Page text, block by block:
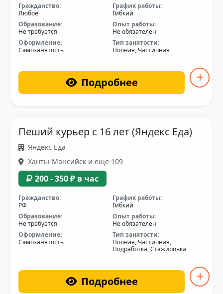
Гражданство:
Любое
График работы:
Гибкий
Образование:
Не требуется
Опыт работы:
Не обязателен
Оформление:
Самозанятость
Тип занятости:
Полная, Частичная
Подробнее
Пеший курьер с 16 лет (Яндекс Еда)
Яндекс Еда
Ханты-Мансийск и еще 109
200 - 350 ₽ в час
Гражданство:
РФ
График работы:
Гибкий
Образование:
Не требуется
Опыт работы:
Не обязателен
Оформление:
Самозанятость
Тип занятости:
Полная, Частичная,
Подработка, Стажировка
Подробнее